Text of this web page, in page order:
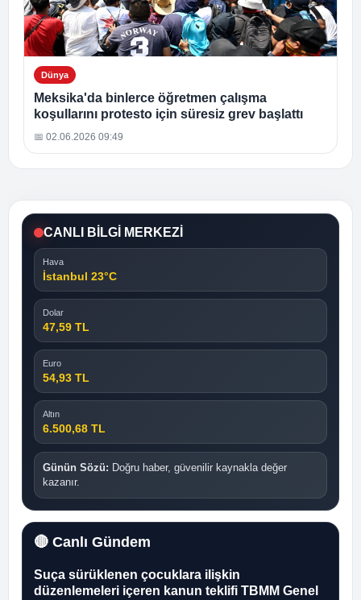
Dünya
Meksika'da binlerce öğretmen çalışma
koşullarını protesto için süresiz grev başlattı
📅 02.06.2026 09:49
CANLI BİLGİ MERKEZİ
Hava
İstanbul 23°C
Dolar
47,59 TL
Euro
54,93 TL
Altın
6.500,68 TL
Günün Sözü: Doğru haber, güvenilir kaynakla değer
kazanır.
🔴 Canlı Gündem
Suça sürüklenen çocuklara ilişkin
düzenlemeleri içeren kanun teklifi TBMM Genel